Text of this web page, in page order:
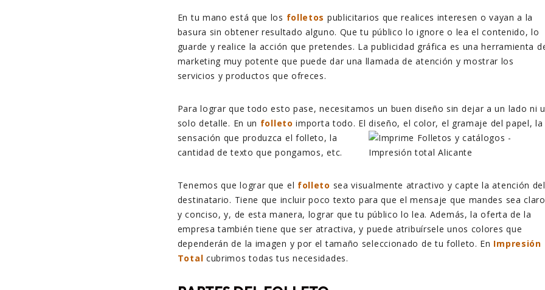
En tu mano está que los folletos publicitarios que realices interesen o vayan a la
basura sin obtener resultado alguno. Que tu público lo ignore o lea el contenido, lo
guarde y realice la acción que pretendes. La publicidad gráfica es una herramienta
marketing muy potente que puede dar una llamada de atención y mostrar los
servicios y productos que ofreces.
Para lograr que todo esto pase, necesitamos un buen diseño sin dejar a un lado ni
solo detalle. En un folleto importa todo. El diseño, el color, el gramaje del papel, la
sensación que produzca el folleto, la
cantidad de texto que pongamos, etc.
Tenemos que lograr que el folleto sea visualmente atractivo y capte la atención del
destinatario. Tiene que incluir poco texto para que el mensaje que mandes sea claro
y conciso, y, de esta manera, lograr que tu público lo lea. Además, la oferta de la
empresa también tiene que ser atractiva, y puede atribuírsele unos colores que
dependerán de la imagen y por el tamaño seleccionado de tu folleto. En Impresión
Total cubrimos todas tus necesidades.